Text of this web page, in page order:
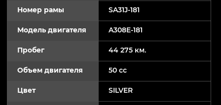
Номер рамы SA31J-181
Модель двигателя A308E-181
Пробег 44 275 км.
Объем двигателя 50 cc
Цвет SILVER